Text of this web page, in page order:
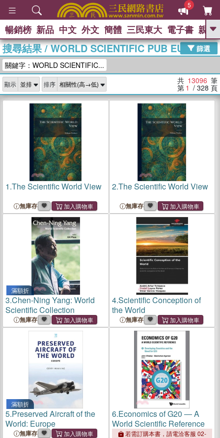
5
GO
熱搜：
暢銷榜 新品 中文 外文 簡體 三民東大 電子書 親子
搜尋結果/WORLD SCIENTIFIC PUB EUROPE
篩選
關鍵字：WORLD SCIENTIFIC...
顯示 排序 共 13096 筆
第 1 / 328 頁
1.The Scientific World View
無庫存
2.The Scientific World View
無庫存
滿額折
3.Chen-Ning Yang: World
Scientific Collection
無庫存
4.Scientific Conception of
the World
無庫存
滿額折
5.Preserved Aircraft of the
World: Europe
無庫存
6.Economics of G20 ― A
World Scientific Reference
若需訂購本書，請電洽客服 02-